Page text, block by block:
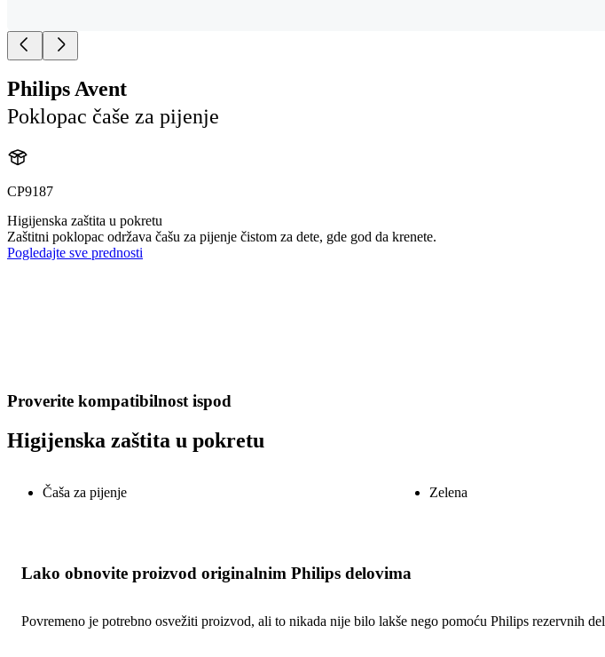
Philips Avent
Poklopac čaše za pijenje
CP9187
Higijenska zaštita u pokretu
Zaštitni poklopac održava čašu za pijenje čistom za dete, gde god da krenete.
Pogledajte sve prednosti
Proverite kompatibilnost ispod
Higijenska zaštita u pokretu
Čaša za pijenje Zelena
Lako obnovite proizvod originalnim Philips delovima
Povremeno je potrebno osvežiti proizvod, ali to nikada nije bilo lakše nego pomoću Philips rezervnih